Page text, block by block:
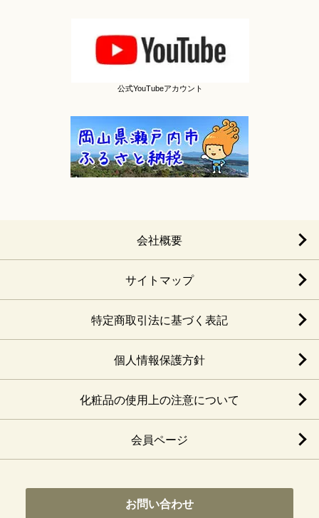
公式YouTubeアカウント
会社概要
サイトマップ
特定商取引法に基づく表記
個人情報保護方針
化粧品の使用上の注意について
会員ページ
お問い合わせ